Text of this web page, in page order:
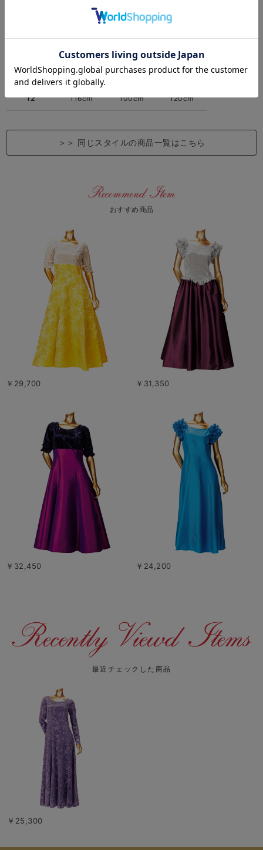
10
12
98cm
104cm
116cm
82cm
88cm
100cm
102cm
108cm
120cm
＞＞ 同じスタイルの商品一覧はこちら
おすすめ商品
￥29,700 ￥31,350
￥32,450 ￥24,200
最近チェックした商品
￥25,300